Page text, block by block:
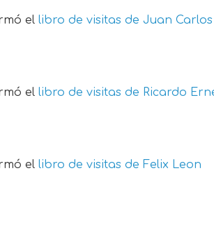
el libro de visitas de Juan
el libro de visitas de Ricardo
el libro de visitas de Felix Leon